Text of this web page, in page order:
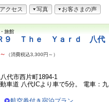
クセス 写真 お客さまの声
旅館
９ Ｔｈｅ Ｙａｒｄ 八代
（消費税込3,300円～）
代市西片町1894-1
車道 八代ICより車で5分。 電車：九